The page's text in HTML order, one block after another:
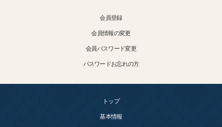
会員登録
会員情報の変更
会員パスワード変更
パスワードお忘れの方
トップ
基本情報